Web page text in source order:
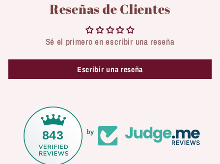
Reseñas de Clientes
Sé el primero en escribir una reseña
Escribir una reseña
843 by